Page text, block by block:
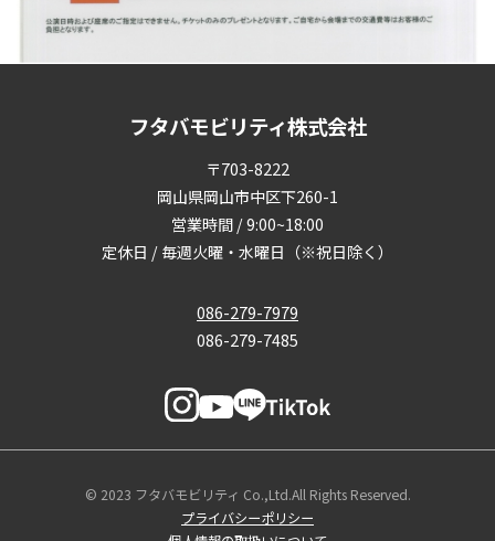
フタバモビリティ株式会社
〒703-8222
岡山県岡山市中区下260-1
営業時間 / 9:00~18:00
定休日 / 毎週火曜・水曜日（※祝日除く）
086-279-7979
086-279-7485
© 2023 フタバモビリティ Co.,Ltd.All Rights Reserved.
プライバシーポリシー